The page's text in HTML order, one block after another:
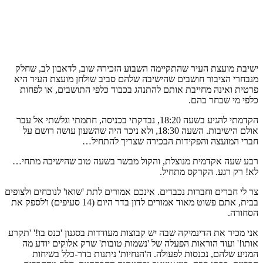
ישיבת מועצת העיר שהתקיימה השבוע הזכירה שוב, לדאבון לב, שחלק
מנבחרי הציבור חושבים שהישיבה שלהם סביב שולחן מועצת העיר היא
פרטית ואינה מחייבת אותם להתנהג בכבוד כלפי התושבים, או לפחות
כלפי מי שבחר בהם.
הקדמתי להגיע בשעה 18:20, נבדקתי בכניסה, חתמתי וגלשתי אל עבר
אולם הישיבות. השעה 18:30, ולא ניכר היה שהשעון עושה רושם על
חברי המועצה והפקידות הבכירה שצריך להתחיל…
רבע שעה אקדמית מנוצלת, והקול מבשר בשעה טוב שהישיבה מתחי…
לא! רק רגע. הקרקס מתחיל.
צר לי חברים וחברות נכבדים. אינכם אמורים לתת 'שואו' לנוכחים ולצופים
בבית, אתם פשוט מאוד אמורים לדון בדר היום (14 סעיפים) ו'לספק את
הסחורה.
אני מכיר את הדינמיקה שבה יש קבוצות מעודדות בסגנון 'כנס בו!' 'תקרע
אותו!' ועוד הוראות הפעלה של 'נשמות טובות' שרק אלוקים יודע מה
המניע שלהם, נכנסות לפעולה. ה'הנחיות' ניתנות בדר-כלל בשיחות